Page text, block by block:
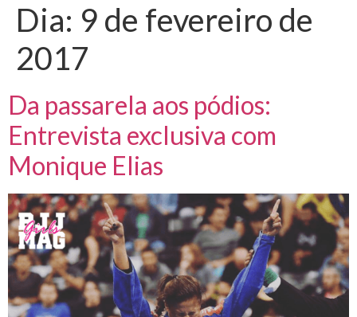
Dia: 9 de fevereiro de
2017
Da passarela aos pódios:
Entrevista exclusiva com
Monique Elias